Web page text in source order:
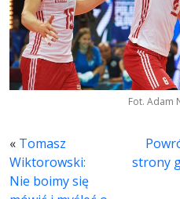
Fot. Adam
« Tomasz
Wiktorowski:
Nie boimy się
strony